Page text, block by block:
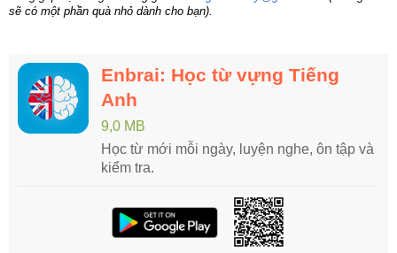
sẽ có một phần quà nhỏ dành cho bạn).
Enbrai: Học từ vựng Tiếng
Anh
9,0 MB
Học từ mới mỗi ngày, luyện nghe, ôn tập và
kiểm tra.